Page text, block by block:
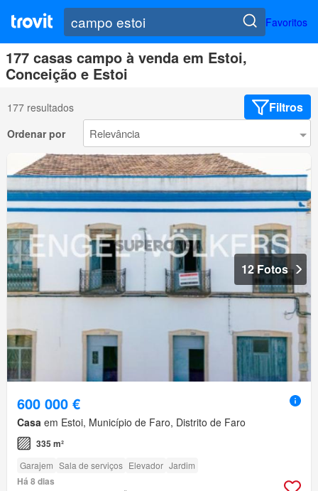
Favoritos
177 casas campo à venda em Estoi,
Conceição e Estoi
177 resultados Filtros
Ordenar por
12 Fotos
600 000 €
Casa em Estoi, Município de Faro, Distrito de Faro
335 m²
Garajem Sala de serviços Elevador Jardim
Há 8 dias